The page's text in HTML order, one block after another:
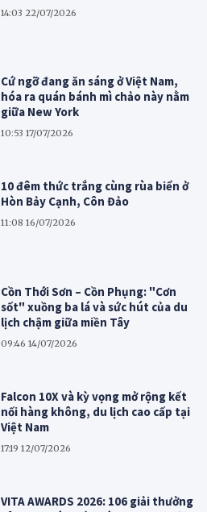
14:03 22/07/2026
Cứ ngỡ đang ăn sáng ở Việt Nam,
hóa ra quán bánh mì chảo này nằm
giữa New York
10:53 17/07/2026
10 đêm thức trắng cùng rùa biển ở
Hòn Bảy Cạnh, Côn Đảo
11:08 16/07/2026
Cồn Thới Sơn – Cồn Phụng: "Cơn
sốt" xuồng ba lá và sức hút của du
lịch chậm giữa miền Tây
09:46 14/07/2026
Falcon 10X và kỳ vọng mở rộng kết
nối hàng không, du lịch cao cấp tại
Việt Nam
17:19 12/07/2026
VITA AWARDS 2026: 106 giải thưởng